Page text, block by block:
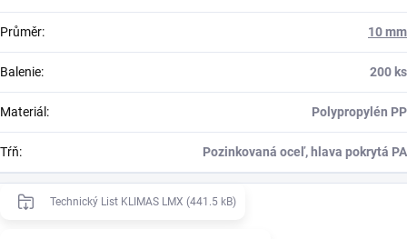
Průměr: 10 mm
Balenie: 200 ks
Materiál: Polypropylén PP
Tŕň: Pozinkovaná oceľ, hlava pokrytá PA
Technický List KLIMAS LMX (441.5 kB)